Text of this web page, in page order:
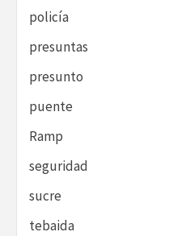
policía
presuntas
presunto
puente
Ramp
seguridad
sucre
tebaida